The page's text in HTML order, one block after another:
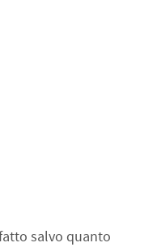
salvo quanto